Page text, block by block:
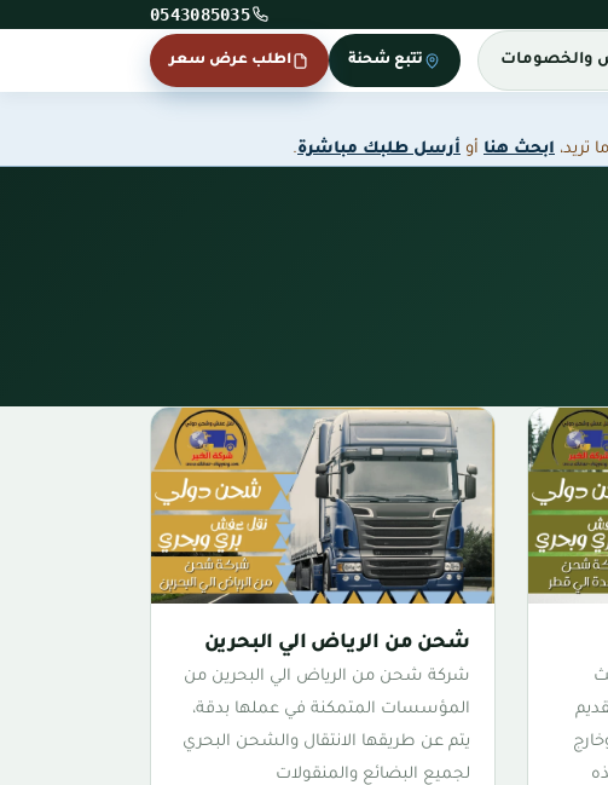
0543085035
والخصومات تتبع شحنة اطلب عرض سعر
ابحث هنا أو أرسل طلبك مباشرة.
شحن من الرياض الي البحرين
شركة شحن من الرياض الي البحرين من
المؤسسات المتمكنة في عملها بدقة،
يتم عن طريقها الانتقال والشحن البحري
لجميع البضائع والمنقولات